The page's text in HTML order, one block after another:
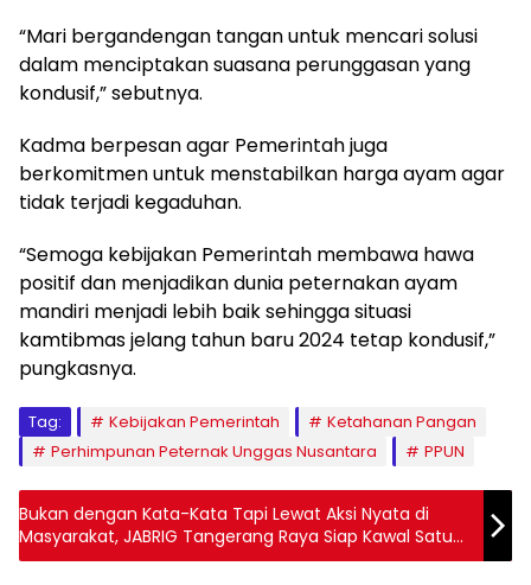
“Mari bergandengan tangan untuk mencari solusi
dalam menciptakan suasana perunggasan yang
kondusif,” sebutnya.
Kadma berpesan agar Pemerintah juga
berkomitmen untuk menstabilkan harga ayam agar
tidak terjadi kegaduhan.
“Semoga kebijakan Pemerintah membawa hawa
positif dan menjadikan dunia peternakan ayam
mandiri menjadi lebih baik sehingga situasi
kamtibmas jelang tahun baru 2024 tetap kondusif,”
pungkasnya.
Tag: Kebijakan Pemerintah
Ketahanan Pangan
Perhimpunan Peternak Unggas Nusantara
PPUN
Bukan dengan Kata-Kata Tapi Lewat Aksi Nyata di
Masyarakat, JABRIG Tangerang Raya Siap Kawal Satu
Putaran!